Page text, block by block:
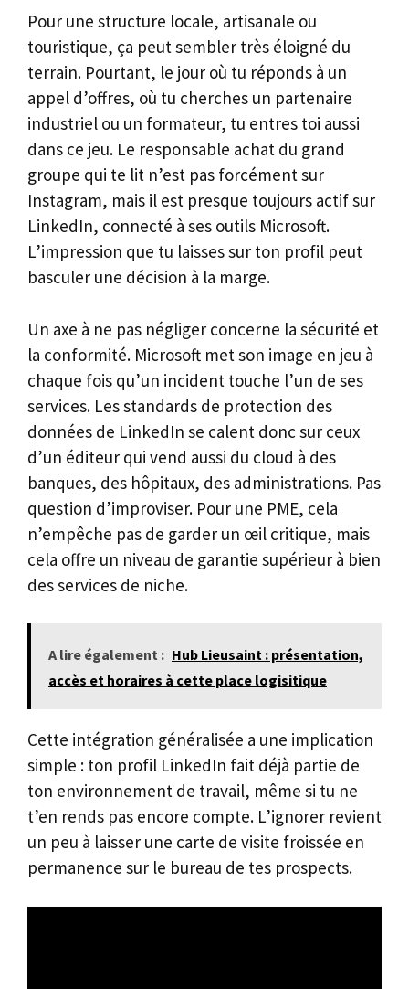
Pour une structure locale, artisanale ou
touristique, ça peut sembler très éloigné du
terrain. Pourtant, le jour où tu réponds à un
appel d’offres, où tu cherches un partenaire
industriel ou un formateur, tu entres toi aussi
dans ce jeu. Le responsable achat du grand
groupe qui te lit n’est pas forcément sur
Instagram, mais il est presque toujours actif sur
LinkedIn, connecté à ses outils Microsoft.
L’impression que tu laisses sur ton profil peut
basculer une décision à la marge.
Un axe à ne pas négliger concerne la sécurité et
la conformité. Microsoft met son image en jeu à
chaque fois qu’un incident touche l’un de ses
services. Les standards de protection des
données de LinkedIn se calent donc sur ceux
d’un éditeur qui vend aussi du cloud à des
banques, des hôpitaux, des administrations. Pas
question d’improviser. Pour une PME, cela
n’empêche pas de garder un œil critique, mais
cela offre un niveau de garantie supérieur à bien
des services de niche.
A lire également : Hub Lieusaint : présentation,
accès et horaires à cette place logisitique
Cette intégration généralisée a une implication
simple : ton profil LinkedIn fait déjà partie de
ton environnement de travail, même si tu ne
t’en rends pas encore compte. L’ignorer revient
un peu à laisser une carte de visite froissée en
permanence sur le bureau de tes prospects.